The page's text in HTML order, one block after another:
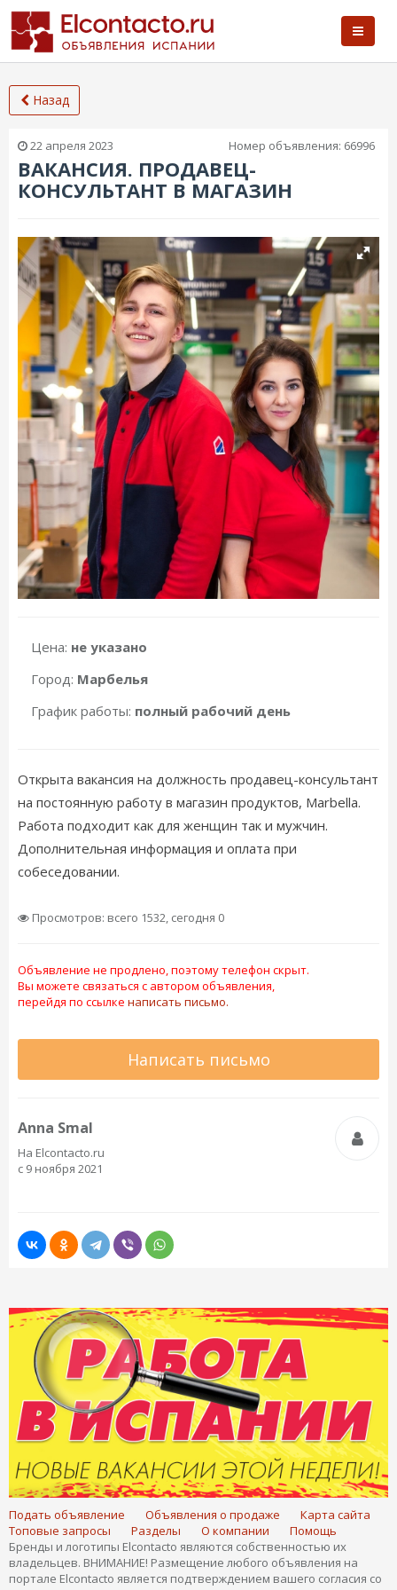
Назад
22 апреля 2023 Номер объявления: 66996
ВАКАНСИЯ. ПРОДАВЕЦ-
КОНСУЛЬТАНТ В МАГАЗИН
Цена: не указано
Город: Марбелья
График работы: полный рабочий день
Открыта вакансия на должность продавец-консультант
на постоянную работу в магазин продуктов, Marbella.
Работа подходит как для женщин так и мужчин.
Дополнительная информация и оплата при
собеседовании.
Просмотров: всего 1532, сегодня 0
Объявление не продлено, поэтому телефон скрыт.
Вы можете связаться с автором объявления,
перейдя по ссылке написать письмо.
Написать письмо
Anna Smal
На Elcontacto.ru
с 9 ноября 2021
Подать объявление Объявления о продаже
Карта сайта
Топовые запросы
Разделы О компании
Помощь
Бренды и логотипы Elcontacto являются собственностью их
владельцев. ВНИМАНИЕ! Размещение любого объявления на
портале Elcontacto является подтверждением вашего согласия со